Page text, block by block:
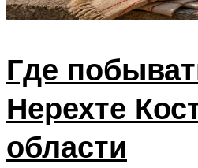
Где
Нерехте
области